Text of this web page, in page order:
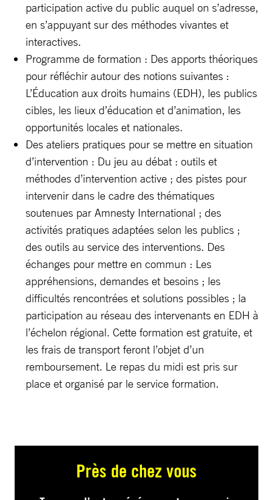
participation active du public auquel on s’adresse,
en s’appuyant sur des méthodes vivantes et
interactives.
Programme de formation : Des apports théoriques
pour réfléchir autour des notions suivantes :
L’Éducation aux droits humains (EDH), les publics
cibles, les lieux d’éducation et d’animation, les
opportunités locales et nationales.
Des ateliers pratiques pour se mettre en situation
d’intervention : Du jeu au débat : outils et
méthodes d’intervention active ; des pistes pour
intervenir dans le cadre des thématiques
soutenues par Amnesty International ; des
activités pratiques adaptées selon les publics ;
des outils au service des interventions. Des
échanges pour mettre en commun : Les
appréhensions, demandes et besoins ; les
difficultés rencontrées et solutions possibles ; la
participation au réseau des intervenants en EDH à
l’échelon régional. Cette formation est gratuite, et
les frais de transport feront l’objet d’un
remboursement. Le repas du midi est pris sur
place et organisé par le service formation.
Près de chez vous